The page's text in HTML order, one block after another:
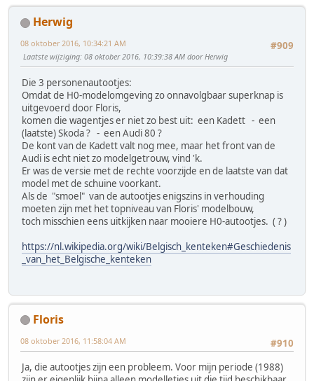
Herwig
#909
08 oktober 2016, 10:34:21 AM
Laatste wijziging: 08 oktober 2016, 10:39:38 AM door Herwig
Die 3 personenautootjes:
Omdat de H0-modelomgeving zo onnavolgbaar superknap is
uitgevoerd door Floris,
komen die wagentjes er niet zo best uit: een Kadett - een
(laatste) Skoda ? - een Audi 80 ?
De kont van de Kadett valt nog mee, maar het front van de
Audi is echt niet zo modelgetrouw, vind 'k.
Er was de versie met de rechte voorzijde en de laatste van dat
model met de schuine voorkant.
Als de "smoel" van de autootjes enigszins in verhouding
moeten zijn met het topniveau van Floris' modelbouw,
toch misschien eens uitkijken naar mooiere H0-autootjes. ( ? )
https://nl.wikipedia.org/wiki/Belgisch_kenteken#Geschiedenis
_van_het_Belgische_kenteken
Floris
#910
08 oktober 2016, 11:58:04 AM
Ja, die autootjes zijn een probleem. Voor mijn periode (1988)